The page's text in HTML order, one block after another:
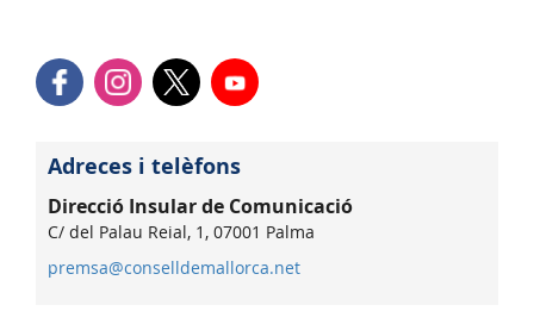
Adreces i telèfons
Direcció Insular de Comunicació
C/ del Palau Reial, 1, 07001 Palma
premsa@conselldemallorca.net